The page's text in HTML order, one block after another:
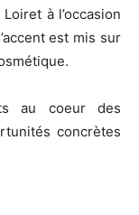
à l’occasion
est mis sur
au coeur des
concrètes